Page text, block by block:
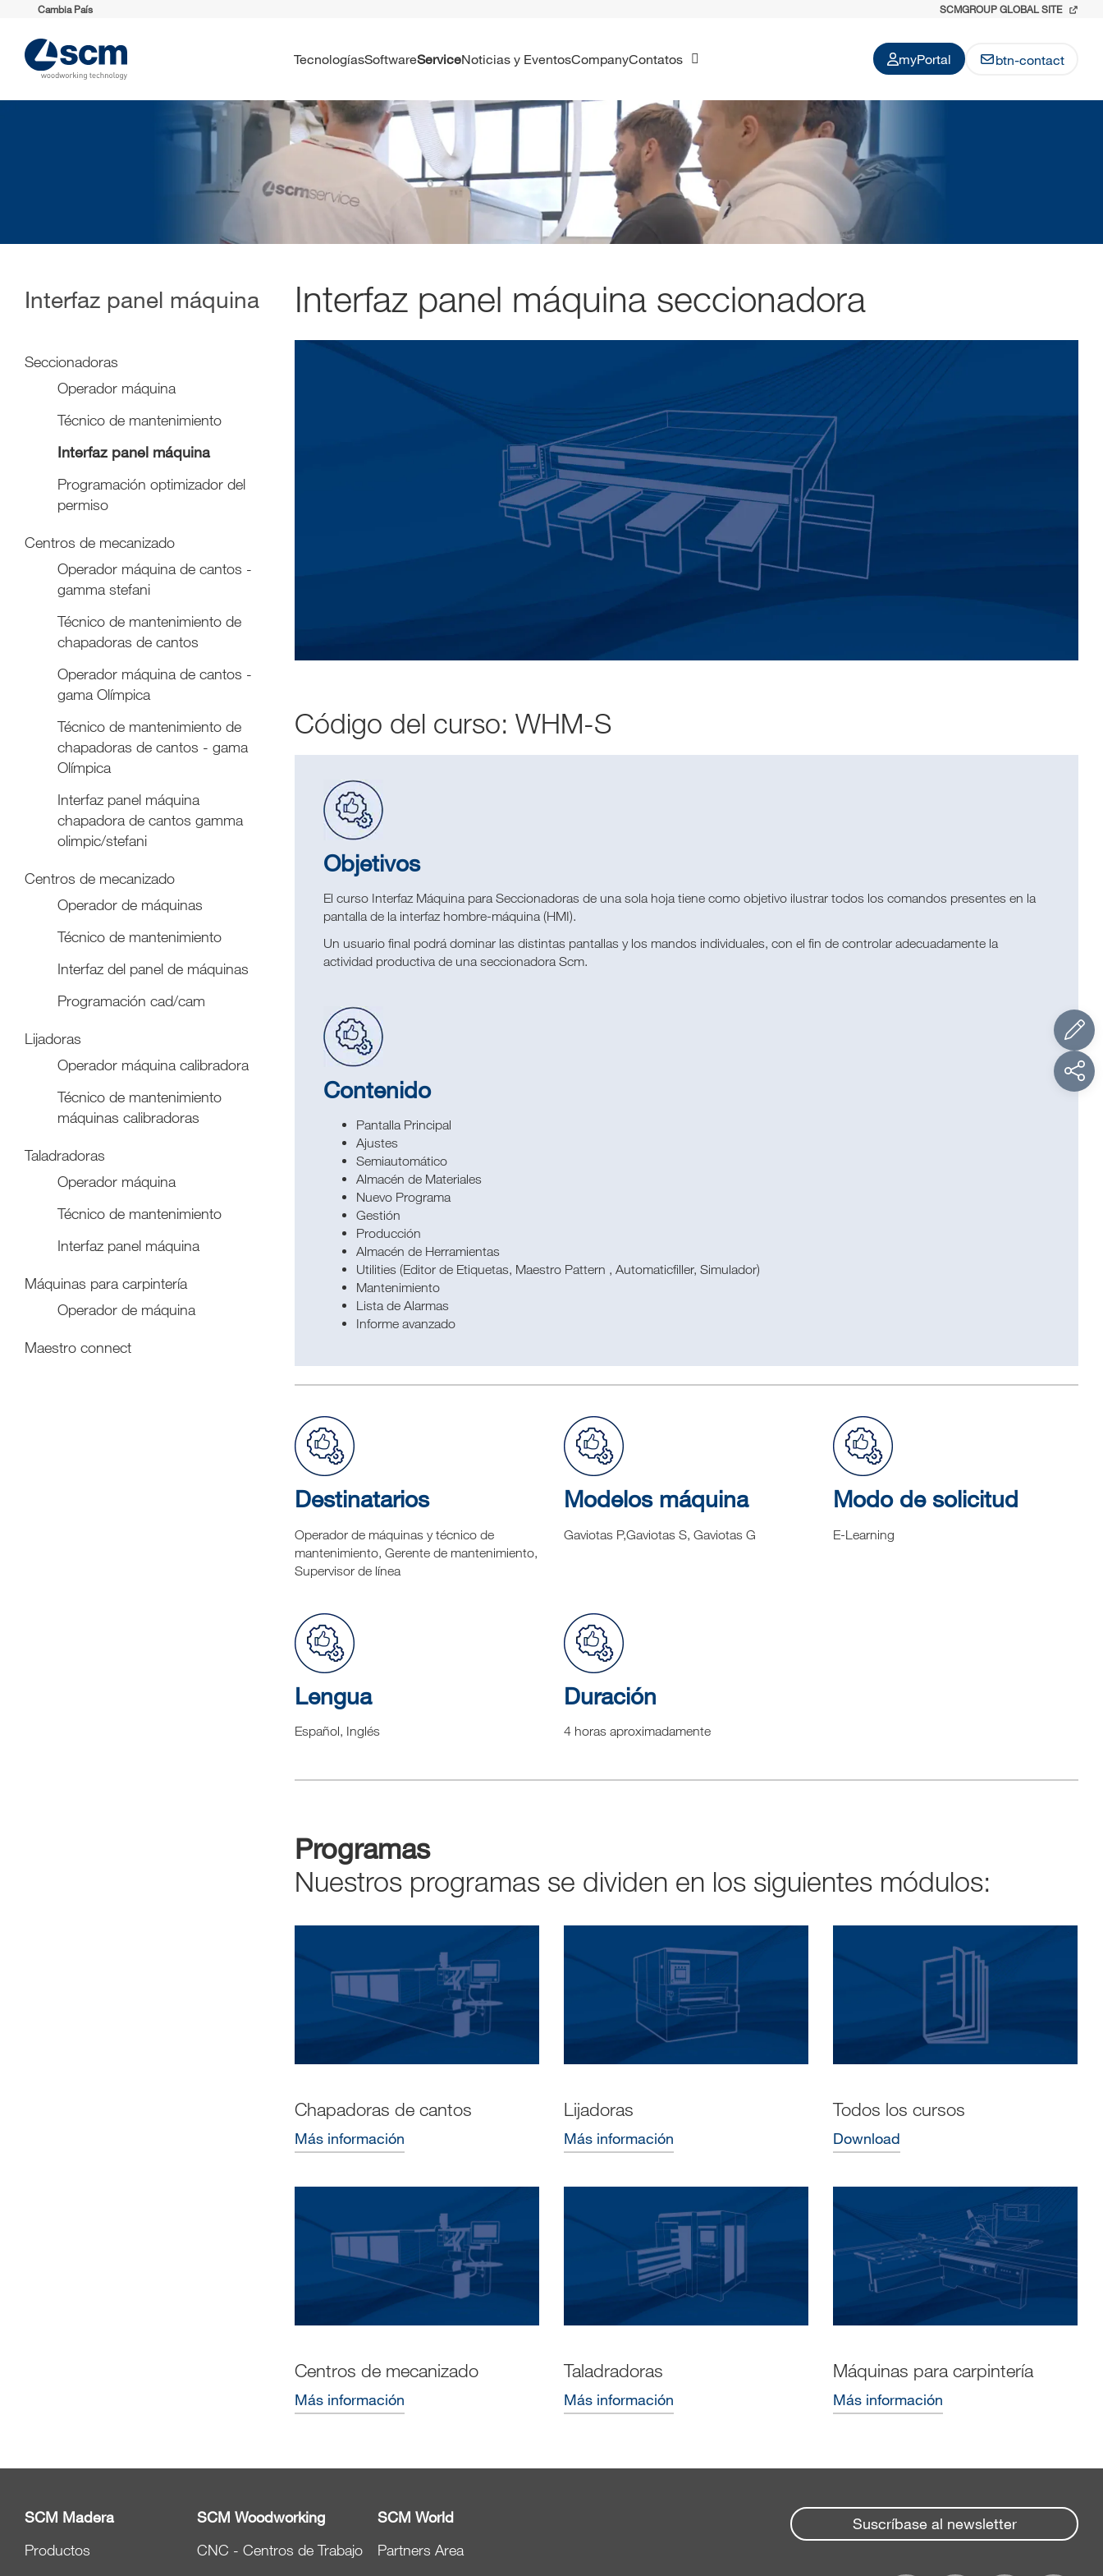
Cambia País SCMGROUP GLOBAL SITE
Tecnologías Software Service Noticias y Eventos Company Contatos myPortal btn-contact
Interfaz panel máquina
Seccionadoras
Operador máquina
Técnico de mantenimiento
Interfaz panel máquina
Programación optimizador del
permiso
Centros de mecanizado
Operador máquina de cantos -
gamma stefani
Técnico de mantenimiento de
chapadoras de cantos
Operador máquina de cantos -
gama Olímpica
Técnico de mantenimiento de
chapadoras de cantos - gama
Olímpica
Interfaz panel máquina
chapadora de cantos gamma
olimpic/stefani
Centros de mecanizado
Operador de máquinas
Técnico de mantenimiento
Interfaz del panel de máquinas
Programación cad/cam
Lijadoras
Operador máquina calibradora
Técnico de mantenimiento
máquinas calibradoras
Taladradoras
Operador máquina
Técnico de mantenimiento
Interfaz panel máquina
Máquinas para carpintería
Operador de máquina
Maestro connect
Interfaz panel máquina seccionadora
Código del curso: WHM-S
Objetivos
El curso Interfaz Máquina para Seccionadoras de una sola hoja tiene como objetivo ilustrar todos los comandos presentes en la
pantalla de la interfaz hombre-máquina (HMI).
Un usuario final podrá dominar las distintas pantallas y los mandos individuales, con el fin de controlar adecuadamente la
actividad productiva de una seccionadora Scm.
Contenido
Pantalla Principal
Ajustes
Semiautomático
Almacén de Materiales
Nuevo Programa
Gestión
Producción
Almacén de Herramientas
Utilities (Editor de Etiquetas, Maestro Pattern , Automaticfiller, Simulador)
Mantenimiento
Lista de Alarmas
Informe avanzado
Destinatarios
Operador de máquinas y técnico de
mantenimiento, Gerente de mantenimiento,
Supervisor de línea
Modelos máquina
Gaviotas P,Gaviotas S, Gaviotas G
Modo de solicitud
E-Learning
Lengua
Español, Inglés
Duración
4 horas aproximadamente
Programas
Nuestros programas se dividen en los siguientes módulos:
Chapadoras de cantos
Más información
Lijadoras
Más información
Todos los cursos
Download
Centros de mecanizado
Más información
Taladradoras
Más información
Máquinas para carpintería
Más información
SCM Madera
Productos
SCM Woodworking
CNC - Centros de Trabajo
SCM World
Partners Area
Suscríbase al newsletter